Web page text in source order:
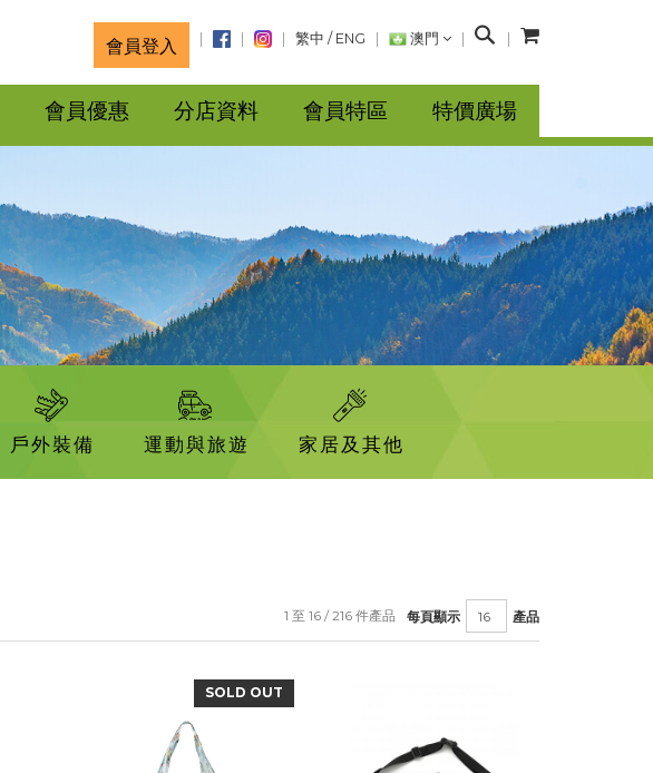
會員登入 繁中 / ENG 澳門
搜
會員優惠 分店資料 會員特區 特價廣場
戶外裝備 運動與旅遊 家居及其他
每頁顯示 產品
1 至 16 / 216 件產品
SOLD OUT